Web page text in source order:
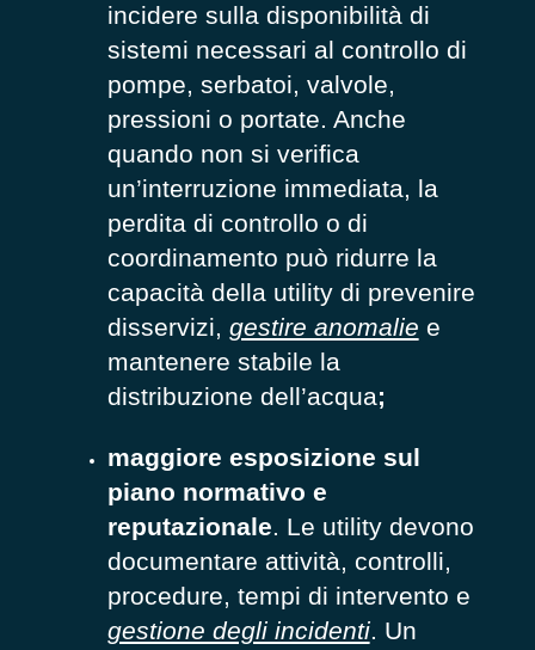
incidere sulla disponibilità di
sistemi necessari al controllo di
pompe, serbatoi, valvole,
pressioni o portate. Anche
quando non si verifica
un’interruzione immediata, la
perdita di controllo o di
coordinamento può ridurre la
capacità della utility di prevenire
disservizi, gestire anomalie e
mantenere stabile la
distribuzione dell’acqua;
maggiore esposizione sul
piano normativo e
reputazionale. Le utility devono
documentare attività, controlli,
procedure, tempi di intervento e
gestione degli incidenti. Un